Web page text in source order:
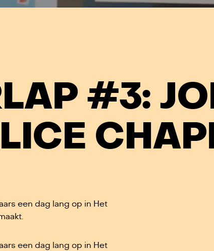
#3:
een dag lang op in Het
een dag lang op in Het